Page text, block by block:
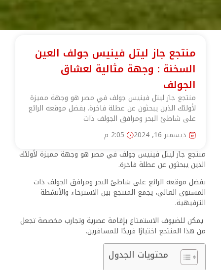
منتجع جاز ليتل فينيس جولف العين
السخنة : وجهة مثالية لعشاق
الجولف
منتجع جاز ليتل فينيس جولف في مصر هو وجهة مميزة
لأولئك الذين يبحثون عن عطلة فاخرة. بفضل موقعه الرائع
على شاطئ البحر ومرافق الجولف ذات
ديسمبر 16, 2024
2:05 م
منتجع جاز ليتل فينيس جولف في مصر هو وجهة مميزة لأولئك
الذين يبحثون عن عطلة فاخرة.
بفضل موقعه الرائع على شاطئ البحر ومرافق الجولف ذات
المستوى العالي، يجمع المنتجع بين الاسترخاء والأنشطة
الترفيهية.
يمكن للضيوف الاستمتاع بإقامة عصرية وتجارب مخصصة تجعل
من هذا المنتجع اختيارًا فريدًا للمسافرين.
محتويات الجدول